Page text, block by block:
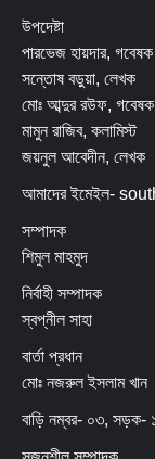
উপদেষ্টা
পারভেজ হায়দার, গবেষক
সন্তোষ বড়ুয়া, লেখক
মোঃ আব্দুর রউফ, গবেষক
মামুন রাজিব, কলামিস্ট
জয়নুল আবেদীন, লেখক
আমাদের ইমেইল-
সম্পাদক
শিমুল মাহমুদ
নির্বাহী সম্পাদক
স্বপ্নীল সাহা
বার্তা প্রধান
মোঃ নজরুল ইসলাম খান
বাড়ি নম্বর- ০৩, সড়ক-